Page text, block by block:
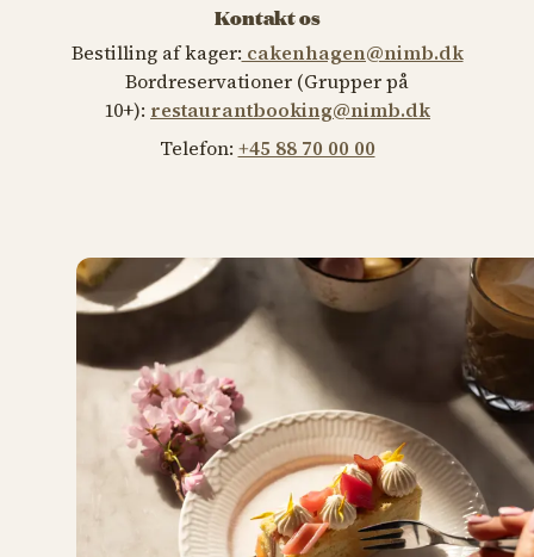
Kontakt os
Bestilling af kager: cakenhagen@nimb.dk
Bordreservationer (Grupper på
10+): restaurantbooking@nimb.dk
Telefon: +45 88 70 00 00